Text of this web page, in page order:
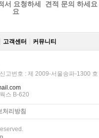
서 요청하세
요
견적 문의 하세요
고객센터 커뮤니티
고번호 : 제 2009-서울송파-1300 호
스 B-620
처리방침